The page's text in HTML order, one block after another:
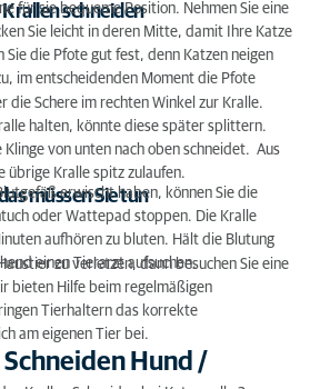
schneiden
für sie bequeme Position. Nehmen Sie eine
Sie leicht in deren Mitte, damit Ihre Katze
die Pfote gut fest, denn Katzen neigen
im entscheidenden Moment die Pfote
die Schere im rechten Winkel zur Kralle.
halten, könnte diese später splittern.
Klinge von unten nach oben schneidet. Aus
übrige Kralle spitz zulaufen.
müssen Sie tun
erwischt haben, können Sie die
oder Wattepad stoppen. Die Kralle
aufhören zu bluten. Hält die Blutung
einen Tierarzt aufsuchen.
zu verletzen, dann besuchen Sie eine
bieten Hilfe beim regelmäßigen
Tierhaltern das korrekte
am eigenen Tier bei.
Hund /